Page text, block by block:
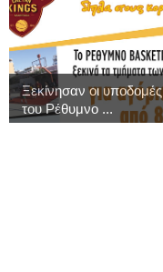
Ξεκίνησαν οι υποδομές
του Ρέθυμνο ...